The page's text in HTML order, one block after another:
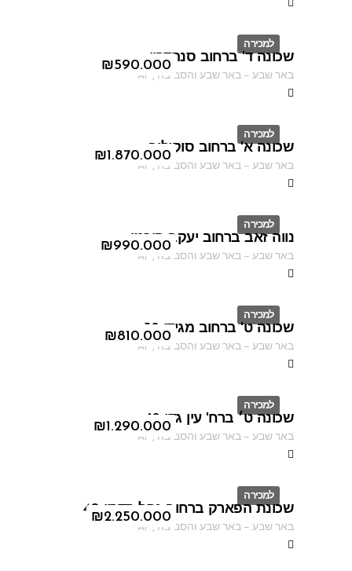
למכירה
ID
₪590.000
שכונה ד' ברחוב סנהדרין
באר שבע–באר שבע והסביבה ,
AF
למכירה
ID
₪1.870.000
שכונה א' ברחוב סוקולוב
באר שבע–באר שבע והסביבה ,
AF
למכירה
ID
₪990.000
נווה זאב ברחוב יעקב פיכמן
באר שבע–באר שבע והסביבה ,
AF
למכירה
ID
₪810.000
שכונה ט' ברחוב מגידו 38
באר שבע–באר שבע והסביבה ,
AF
למכירה
ID
₪1.290.000
שכונה ט׳ ברח' עין גדי 18
באר שבע–באר שבע והסביבה ,
AF
למכירה
ID
₪2.250.000
שכונת הפארק ברחוב נחל קדרון 40
באר שבע–באר שבע והסביבה ,
AF